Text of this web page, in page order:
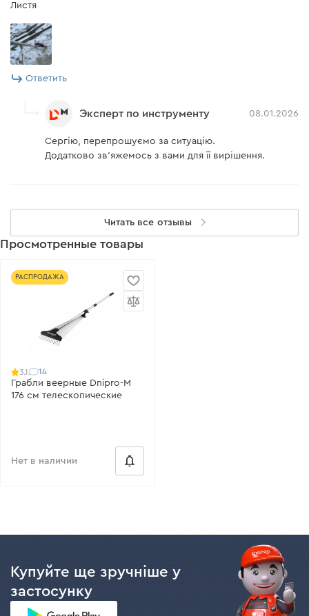
Листя
Ответить
Эксперт по инструменту 08.01.2026
Сергію, перепрошуємо за ситуацію.
Додатково зв'яжемось з вами для її вирішення.
Читать все отзывы
Просмотренные товары
РАСПРОДАЖА
3.1 14
Грабли веерные Dnipro-M
176 см телескопические
Нет в наличии
Купуйте ще зручніше у
застосунку